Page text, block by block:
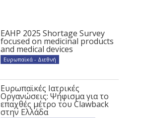
EAHP 2025 Shortage Survey
focused on medicinal products
and medical devices
Ευρωπαϊκά - Διεθνή
Ευρωπαϊκές Ιατρικές
Οργανώσεις: Ψήφισμα για το
επαχθές μέτρο του Clawback
στην Ελλάδα